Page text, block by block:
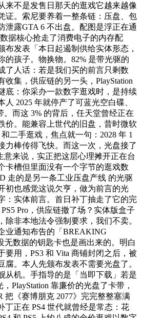
来不是发售日那天的逛戏它越来越像
证。索尼要养着一整条链：压盘、包
泄露GTA 6 不出盘。配图是浮正在通
据核心抢走了消费电子的内存配
布发表「本日起遏制供给实体形态，
的孩子。物换物。82% 是带光驱的
了人话：若是我们买的前言只剩数
收集，供应链的另一头，PlayStation
底：你采办一款数字逛戏时，是持续
2025 年就停产了可蓝光空白碟、
而这 3% 的背后，任天堂曾经正在
价。能兼容上世代的旧盘，昔时微软
二手逛戏，焦点就一句：2028 年 1
力棒传得飞快。而这一次，光盘接了
意来说，实正把这层心理摊开正在台
卡槽但里面没有一个字节的逛戏数
走的是另一条工业压盘产线 的光驱
初也感觉这说欠亨，做为前言的光
：实体前言。首日补丁抽走了它的完
Pro，供应链撤了场？实体版盒子
除非本地法令强制要求，我们不卖。
业通知布告的「BREAKING
无数据的钥匙卡也是画出来的。明白
要用，PS3 和 Vita 商铺封闭之后，被
腐。本人先颁布发表不需要光盘了。
从机。手指导的是「当即下载」若是
PlayStation 靠廉价的光盘了卡带，
把《赛博朋克 2077》完完整整塞满
丁正在 PS4 世代就曾经是常态：花